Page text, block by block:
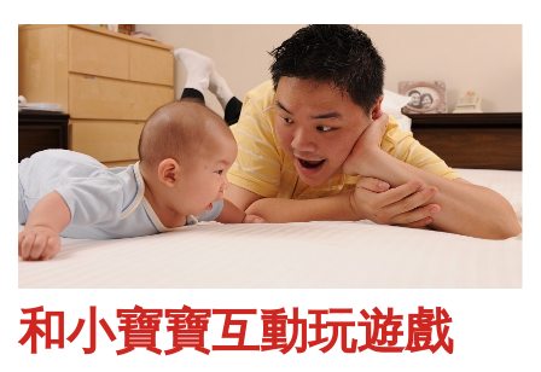
首頁 問健康-新生兒
和小寶寶互動玩遊戲